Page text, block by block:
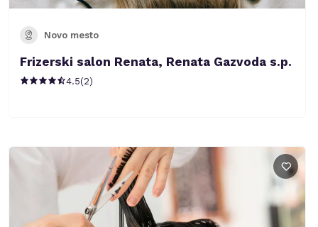
Novo mesto
Frizerski salon Renata, Renata Gazvoda s.p.
4.5(2)